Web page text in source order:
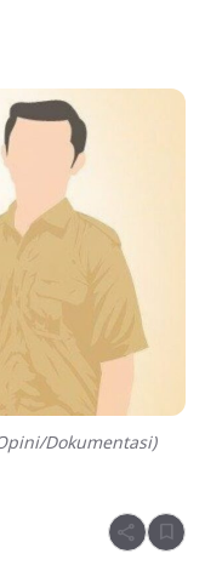
Dokumentasi)
share bookmark